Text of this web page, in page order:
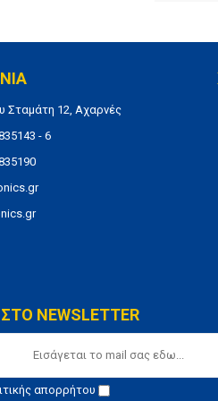
Σταμάτη 12, Αχαρνές
- 6
NEWSLETTER
απορρήτου